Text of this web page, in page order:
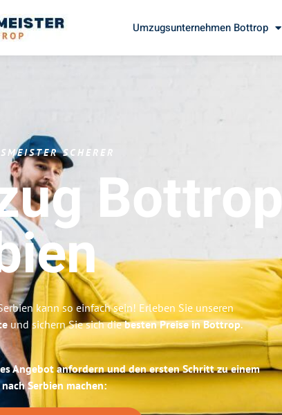
Umzugsunternehmen Bottrop
SCHERER
Bottrop
kann so einfach sein! Erleben Sie unseren
und sichern Sie sich diebesten Preise in Bottrop.
Angebot anfordern und den ersten Schritt zu einem
Serbien machen: